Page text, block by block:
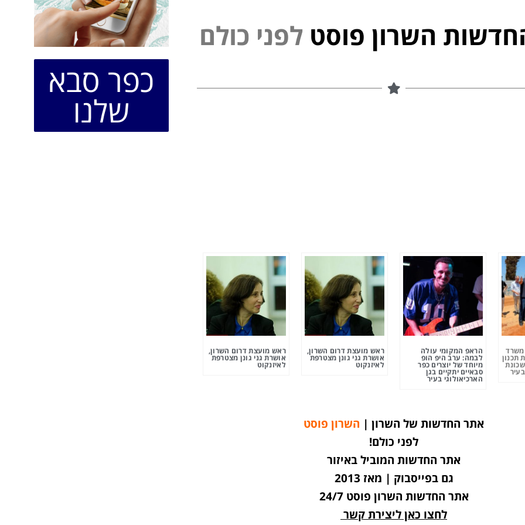
השרון פוסט לפני כולם
תכנון
הראפ המקומי עולה
לבמה: ערב היפ הופ
מיוחד של יוצרים כפר
סבאיים יתקיים בגן
הארכיאולוגי בעיר
ראש מועצת דרום השרון,
אושרת גני גונן מצטרפת
לאיזנקוט
ראש מועצת דרום השרון,
אושרת גני גונן מצטרפת
לאיזנקוט
כפר סבא
שלנו
אתר החדשות של השרון | השרון פוסט
לפני כולם!
אתר החדשות המוביל באיזור
גם בפייסבוק | מאז 2013
אתר החדשות השרון פוסט 24/7
לחצו כאן ליצירת קשר